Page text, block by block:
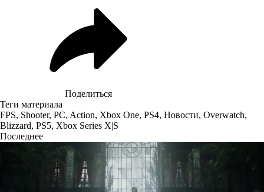
Поделиться
Теги материала
FPS, Shooter, PC, Action, Xbox One, PS4, Новости, Overwatch,
Blizzard, PS5, Xbox Series X|S
Последнее